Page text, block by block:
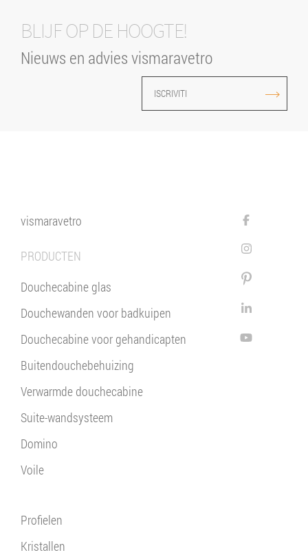
BLIJF OP DE HOOGTE!
Nieuws en advies vismaravetro
ISCRIVITI
vismaravetro
PRODUCTEN
Douchecabine glas
Douchewanden voor badkuipen
Douchecabine voor gehandicapten
Buitendouchebehuizing
Verwarmde douchecabine
Suite-wandsysteem
Domino
Voile
Profielen
Kristallen